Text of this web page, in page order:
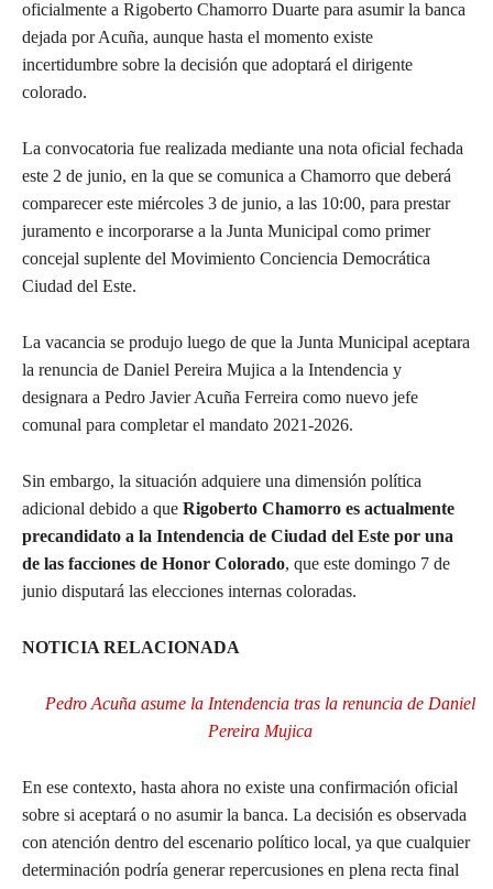
oficialmente a Rigoberto Chamorro Duarte para asumir la banca
dejada por Acuña, aunque hasta el momento existe
incertidumbre sobre la decisión que adoptará el dirigente
colorado.
La convocatoria fue realizada mediante una nota oficial fechada
este 2 de junio, en la que se comunica a Chamorro que deberá
comparecer este miércoles 3 de junio, a las 10:00, para prestar
juramento e incorporarse a la Junta Municipal como primer
concejal suplente del Movimiento Conciencia Democrática
Ciudad del Este.
La vacancia se produjo luego de que la Junta Municipal aceptara
la renuncia de Daniel Pereira Mujica a la Intendencia y
designara a Pedro Javier Acuña Ferreira como nuevo jefe
comunal para completar el mandato 2021-2026.
Sin embargo, la situación adquiere una dimensión política
adicional debido a que Rigoberto Chamorro es actualmente
precandidato a la Intendencia de Ciudad del Este por una
de las facciones de Honor Colorado, que este domingo 7 de
junio disputará las elecciones internas coloradas.
NOTICIA RELACIONADA
Pedro Acuña asume la Intendencia tras la renuncia de Daniel
Pereira Mujica
En ese contexto, hasta ahora no existe una confirmación oficial
sobre si aceptará o no asumir la banca. La decisión es observada
con atención dentro del escenario político local, ya que cualquier
determinación podría generar repercusiones en plena recta final